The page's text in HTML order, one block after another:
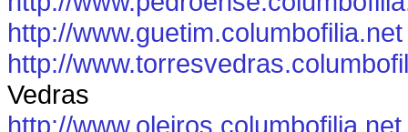
http://www.guetim.columbofilia.net
http://
Vedras
http://www.oleiros.columbofilia.net